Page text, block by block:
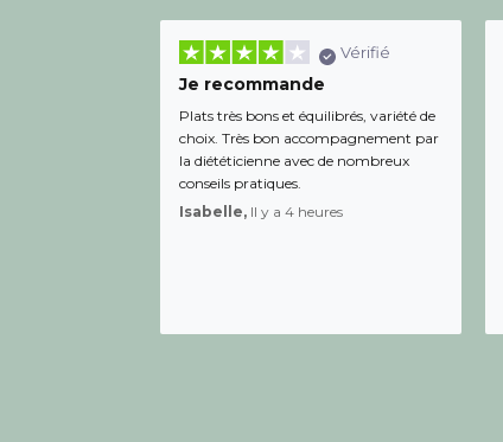
Vérifié
Je recommande
Plats très bons et équilibrés, variété de
choix. Très bon accompagnement par
la diététicienne avec de nombreux
conseils pratiques.
Isabelle, Il y a 4 heures